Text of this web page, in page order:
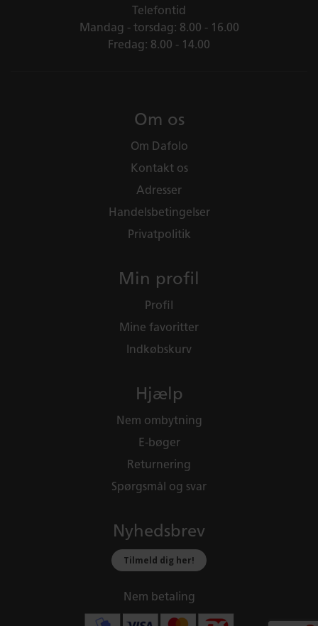
Om os
Om Dafolo
Kontakt os
Adresser
Handelsbetingelser
Privatpolitik
Min profil
Profil
Mine favoritter
Indkøbskurv
Hjælp
Nem ombytning
E-bøger
Returnering
Spørgsmål og svar
Nyhedsbrev
Tilmeld dig her!
Telefontid
Mandag - torsdag: 8.00 - 16.00
Fredag: 8.00 - 14.00
Nem betaling